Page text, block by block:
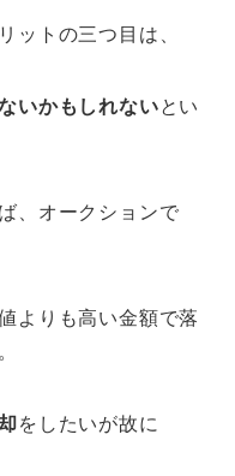
ットの三つ目は、
いかもしれないとい
、オークションで
よりも高い金額で落
をしたいが故に